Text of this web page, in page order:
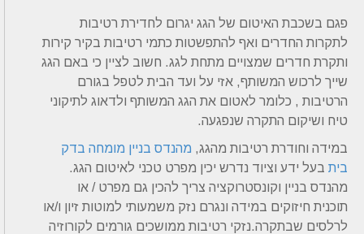
פגם בשכבת האיטום של הגג יגרום לחדירת רטיבות
לתקרות החדרים ואף להתפשטות כתמי רטיבות בקיר קירות
ותקרת חדרים שמצויים מתחת לגג. חשוב לציין כי באם הגג
שייך לרכוש המשותף, אזי על ועד הבית לטפל בגורם
הרטיבות , כלומר לאטום את הגג המשותף ולדאוג לתיקוני
טיח ושיקום התקרה שנפגעה.
במידה וחודרת רטיבות מהגג, מהנדס בניין מומחה בדק
בית בעל ידע וציוד נדרש יכין מפרט טכני לאיטום הגג.
מהנדס בניין וקונסטרוקציה צריך להכין גם מפרט / או
תוכנית חיזוקים במידה ונגרם נזק משמעותי למוטות זיון ו/או
לרלסים שבתקרה.נזקי רטיבות ממושכים גורמים לקורוזיה